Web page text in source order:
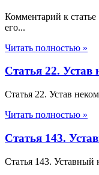
Комментарий к
его...
Читать полностью »
Статья 22. Устав
Статья 22. Устав
Читать полностью »
Статья 143.
Статья 143. Уставный